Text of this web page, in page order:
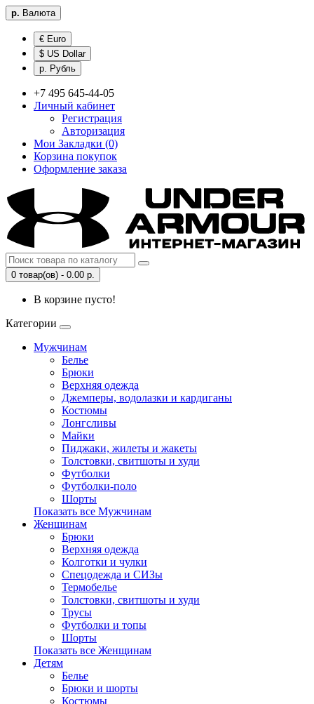
р. Валюта
€ Euro
$ US Dollar
р. Рубль
+7 495 645-44-05
Личный кабинет
Регистрация
Авторизация
Мои Закладки (0)
Корзина покупок
Оформление заказа
0 товар(ов) - 0.00 р.
В корзине пусто!
Категории
Мужчинам
Белье
Брюки
Верхняя одежда
Джемперы, водолазки и кардиганы
Костюмы
Лонгсливы
Майки
Пиджаки, жилеты и жакеты
Толстовки, свитшоты и худи
Футболки
Футболки-поло
Шорты
Показать все Мужчинам
Женщинам
Брюки
Верхняя одежда
Колготки и чулки
Спецодежда и СИЗы
Термобелье
Толстовки, свитшоты и худи
Трусы
Футболки и топы
Шорты
Показать все Женщинам
Детям
Белье
Брюки и шорты
Костюмы